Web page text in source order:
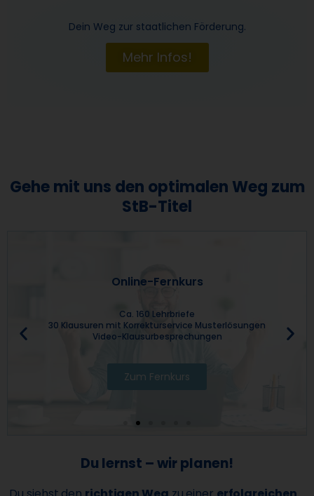
Dein Weg zur staatlichen Förderung.
Mehr Infos!
Gehe mit uns den optimalen Weg zum
StB-Titel
Online-Fernkurs
Ca. 160 Lehrbriefe
30 Klausuren mit Korrekturservice Musterlösungen
Video-Klausurbesprechungen
Zum Fernkurs
Du lernst – wir planen!